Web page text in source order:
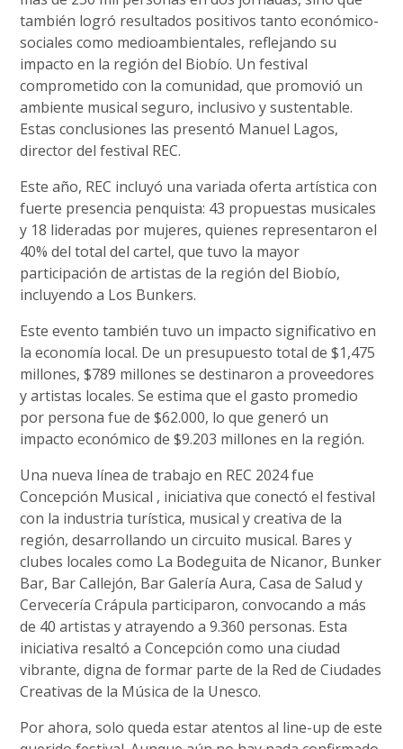
también logró resultados positivos tanto económico-
sociales como medioambientales, reflejando su
impacto en la región del Biobío. Un festival
comprometido con la comunidad, que promovió un
ambiente musical seguro, inclusivo y sustentable.
Estas conclusiones las presentó Manuel Lagos,
director del festival REC.
Este año, REC incluyó una variada oferta artística con
fuerte presencia penquista: 43 propuestas musicales
y 18 lideradas por mujeres, quienes representaron el
40% del total del cartel, que tuvo la mayor
participación de artistas de la región del Biobío,
incluyendo a Los Bunkers.
Este evento también tuvo un impacto significativo en
la economía local. De un presupuesto total de $1,475
millones, $789 millones se destinaron a proveedores
y artistas locales. Se estima que el gasto promedio
por persona fue de $62.000, lo que generó un
impacto económico de $9.203 millones en la región.
Una nueva línea de trabajo en REC 2024 fue
Concepción Musical , iniciativa que conectó el festival
con la industria turística, musical y creativa de la
región, desarrollando un circuito musical. Bares y
clubes locales como La Bodeguita de Nicanor, Bunker
Bar, Bar Callejón, Bar Galería Aura, Casa de Salud y
Cervecería Crápula participaron, convocando a más
de 40 artistas y atrayendo a 9.360 personas. Esta
iniciativa resaltó a Concepción como una ciudad
vibrante, digna de formar parte de la Red de Ciudades
Creativas de la Música de la Unesco.
Por ahora, solo queda estar atentos al line-up de este